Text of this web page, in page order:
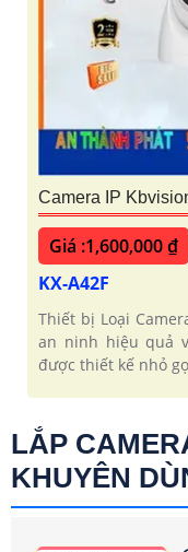
Camera IP
Giá :1,600,000 ₫
KX-A42F
Thiết bị Loại
an ninh hiệu quả
được thiết kế nhỏ
LẮP
KHUYÊN